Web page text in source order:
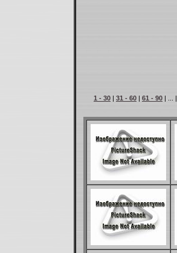
1 - 30 | 31 - 60 | 61 - 90 | ... |